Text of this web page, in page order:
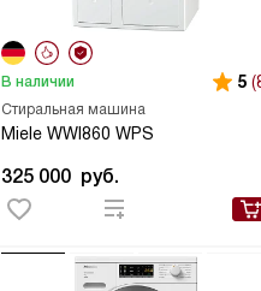
Стиральная машина
Miele WWI860 WPS
В наличии 5
325 000 руб.